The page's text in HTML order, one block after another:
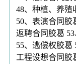
48、种植、养殖
50、表演合同胶
返聘合同胶葛
55、逃偿权胶葛
工程设想合同胶